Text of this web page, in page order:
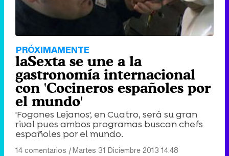
PRÓXIMAMENTE
laSexta se une a la
gastronomía internacional
con 'Cocineros españoles por
el mundo'
'Fogones Lejanos', en Cuatro, será su gran
rival pues ambos programas buscan chefs
españoles por el mundo.
14 comentarios |Martes 31 Diciembre 2013 14:48